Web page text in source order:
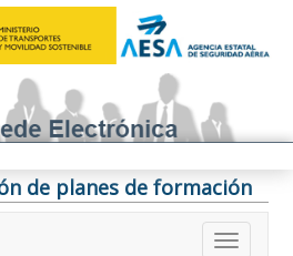
de planes de formación